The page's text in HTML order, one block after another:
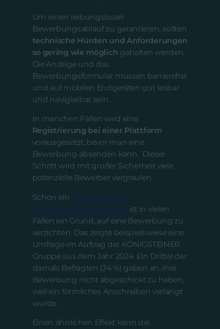
Um einen reibungslosen
Bewerbungsablauf zu garantieren, sollten
technische Hürden und Anforderungen
so gering wie möglich gehalten werden.
Die Anzeige und das
Bewerbungsformular müssen barrierefrei
und auf mobilen Endgeräten gut lesbar
und navigierbar sein.
In manchen Fällen wird eine
Registrierung bei einer Plattform
vorausgesetzt, bevor man eine
Bewerbung absenden kann. Dieser
Schritt wird mit großer Sicherheit viele
potenzielle Bewerber vergraulen.
Schon ein verpflichtendes
Bewerbungsanschreiben ist in vielen
Fällen ein Grund, auf eine Bewerbung zu
verzichten. Das zeigte beispielsweise eine
Umfrage im Auftrag der KÖNIGSTEINER
Gruppe aus dem Jahr 2024. Ein Drittel der
damals Befragten (34 %) gaben an, ihre
Bewerbung nicht abgeschickt zu haben,
weil ein förmliches Anschreiben verlangt
wurde.
Einen ähnlichen Effekt kann die